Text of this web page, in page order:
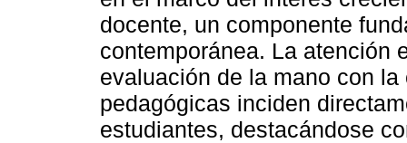
docente, un componente
contemporánea. La atención
evaluación de la mano con
pedagógicas inciden
estudiantes, destacándose